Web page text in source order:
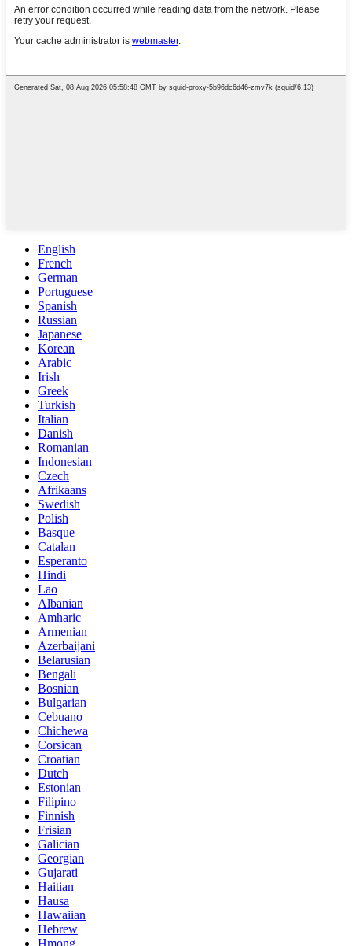
English
French
German
Portuguese
Spanish
Russian
Japanese
Korean
Arabic
Irish
Greek
Turkish
Italian
Danish
Romanian
Indonesian
Czech
Afrikaans
Swedish
Polish
Basque
Catalan
Esperanto
Hindi
Lao
Albanian
Amharic
Armenian
Azerbaijani
Belarusian
Bengali
Bosnian
Bulgarian
Cebuano
Chichewa
Corsican
Croatian
Dutch
Estonian
Filipino
Finnish
Frisian
Galician
Georgian
Gujarati
Haitian
Hausa
Hawaiian
Hebrew
Hmong